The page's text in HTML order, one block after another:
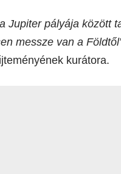
Jupiter pályája között
messze van a
kurátora.